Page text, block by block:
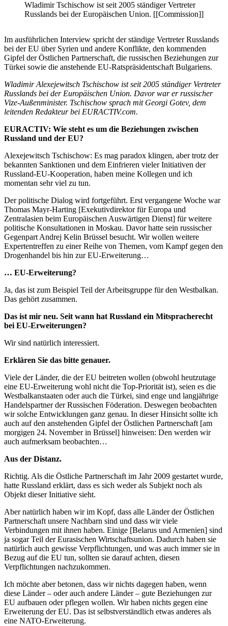
Wladimir Tschischow ist seit 2005 ständiger Vertreter
Russlands bei der Europäischen Union. [[Commission]]
Im ausführlichen Interview spricht der ständige Vertreter Russlands
bei der EU über Syrien und andere Konflikte, den kommenden
Gipfel der Östlichen Partnerschaft, die russischen Beziehungen zur
Türkei sowie die anstehende EU-Ratspräsidentschaft Bulgariens.
Wladimir Alexejewitsch Tschischow ist seit 2005 ständiger Vertreter
Russlands bei der Europäischen Union. Davor war er russischer
Vize-Außenminister. Tschischow sprach mit Georgi Gotev, dem
leitenden Redakteur bei EURACTIV.com.
EURACTIV: Wie steht es um die Beziehungen zwischen
Russland und der EU?
Alexejewitsch Tschischow: Es mag paradox klingen, aber trotz der
bekannten Sanktionen und dem Einfrieren vieler Initiativen der
Russland-EU-Kooperation, haben meine Kollegen und ich
momentan sehr viel zu tun.
Der politische Dialog wird fortgeführt. Erst vergangene Woche war
Thomas Mayr-Harting [Exekutivdirektor für Europa und
Zentralasien beim Europäischen Auswärtigen Dienst] für weitere
politische Konsultationen in Moskau. Davor hatte sein russischer
Gegenpart Andrej Kelin Brüssel besucht. Wir wollen weitere
Expertentreffen zu einer Reihe von Themen, vom Kampf gegen den
Drogenhandel bis hin zur EU-Erweiterung…
… EU-Erweiterung?
Ja, das ist zum Beispiel Teil der Arbeitsgruppe für den Westbalkan.
Das gehört zusammen.
Das ist mir neu. Seit wann hat Russland ein Mitspracherecht
bei EU-Erweiterungen?
Wir sind natürlich interessiert.
Erklären Sie das bitte genauer.
Viele der Länder, die der EU beitreten wollen (obwohl heutzutage
eine EU-Erweiterung wohl nicht die Top-Priorität ist), seien es die
Westbalkanstaaten oder auch die Türkei, sind enge und langjährige
Handelspartner der Russischen Föderation. Deswegen beobachten
wir solche Entwicklungen ganz genau. In dieser Hinsicht sollte ich
auch auf den anstehenden Gipfel der Östlichen Partnerschaft [am
morgigen 24. November in Brüssel] hinweisen: Den werden wir
auch aufmerksam beobachten…
Aus der Distanz.
Richtig. Als die Östliche Partnerschaft im Jahr 2009 gestartet wurde,
hatte Russland erklärt, dass es sich weder als Subjekt noch als
Objekt dieser Initiative sieht.
Aber natürlich haben wir im Kopf, dass alle Länder der Östlichen
Partnerschaft unsere Nachbarn sind und dass wir viele
Verbindungen mit ihnen haben. Einige [Belarus und Armenien] sind
ja sogar Teil der Eurasischen Wirtschaftsunion. Dadurch haben sie
natürlich auch gewisse Verpflichtungen, und was auch immer sie in
Bezug auf die EU tun, sollten sie darauf achten, diesen
Verpflichtungen nachzukommen.
Ich möchte aber betonen, dass wir nichts dagegen haben, wenn
diese Länder – oder auch andere Länder – gute Beziehungen zur
EU aufbauen oder pflegen wollen. Wir haben nichts gegen eine
Erweiterung der EU. Das ist selbstverständlich etwas anderes als
eine NATO-Erweiterung.